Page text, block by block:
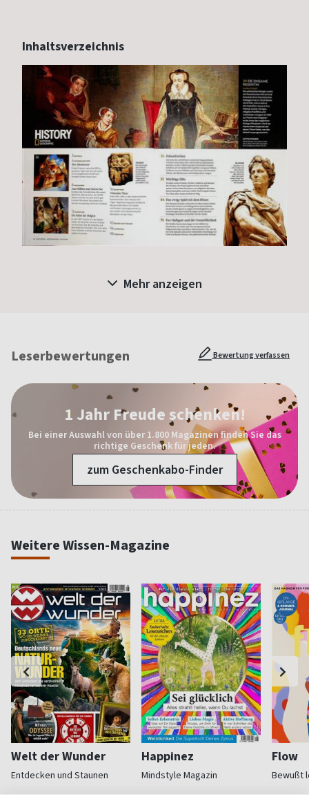
Inhaltsverzeichnis
Mehr anzeigen
Leserbewertungen Bewertung verfassen
1 Jahr Freude schenken!
Bei einer Auswahl von über 1.800 Magazinen finden Sie das
richtige Geschenk für jeden.
zum Geschenkabo-Finder
Weitere Wissen-Magazine
Welt der Wunder
Entdecken und Staunen
Happinez
Mindstyle Magazin
Flow
Bewußt